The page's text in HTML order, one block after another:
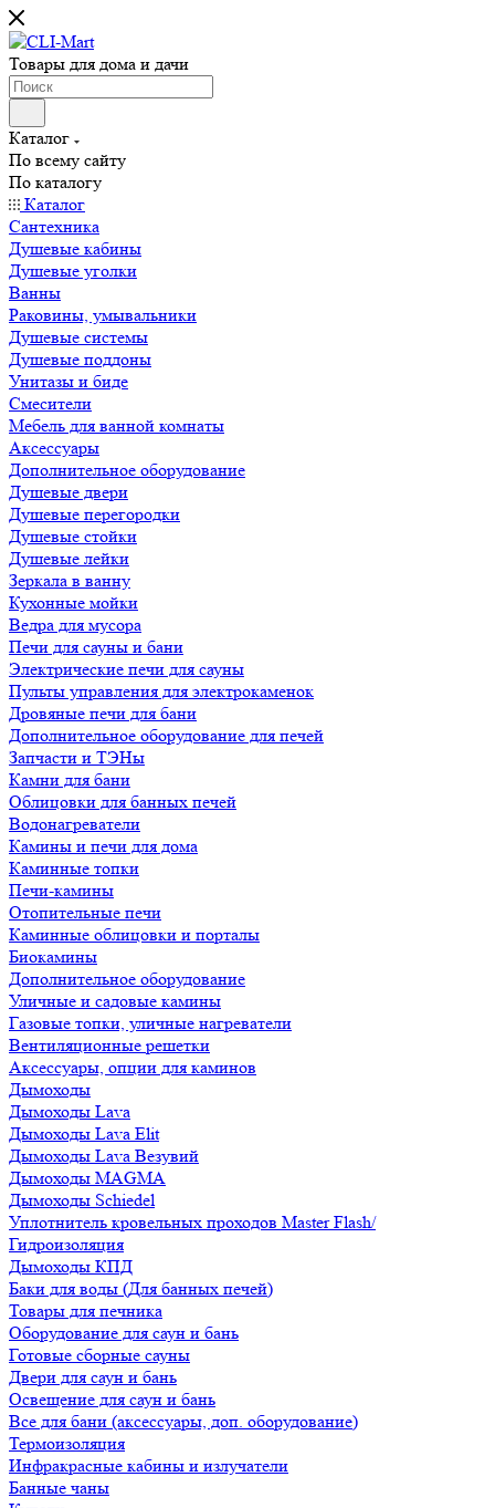
Товары для дома и дачи
Каталог
По всему сайту
По каталогу
Каталог
Сантехника
Душевые кабины
Душевые уголки
Ванны
Раковины, умывальники
Душевые системы
Душевые поддоны
Унитазы и биде
Смесители
Мебель для ванной комнаты
Аксессуары
Дополнительное оборудование
Душевые двери
Душевые перегородки
Душевые стойки
Душевые лейки
Зеркала в ванну
Кухонные мойки
Ведра для мусора
Печи для сауны и бани
Электрические печи для сауны
Пульты управления для электрокаменок
Дровяные печи для бани
Дополнительное оборудование для печей
Запчасти и ТЭНы
Камни для бани
Облицовки для банных печей
Водонагреватели
Камины и печи для дома
Каминные топки
Печи-камины
Отопительные печи
Каминные облицовки и порталы
Биокамины
Дополнительное оборудование
Уличные и садовые камины
Газовые топки, уличные нагреватели
Вентиляционные решетки
Аксессуары, опции для каминов
Дымоходы
Дымоходы Lava
Дымоходы Lava Elit
Дымоходы Lava Везувий
Дымоходы MAGMA
Дымоходы Schiedel
Уплотнитель кровельных проходов Master Flash/
Гидроизоляция
Дымоходы КПД
Баки для воды (Для банных печей)
Товары для печника
Оборудование для саун и бань
Готовые сборные сауны
Двери для саун и бань
Освещение для саун и бань
Все для бани (аксессуары, доп. оборудование)
Термоизоляция
Инфракрасные кабины и излучатели
Банные чаны